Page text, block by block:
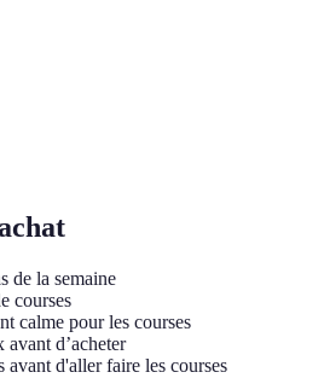
de la semaine
courses
calme pour les courses
d’acheter
avant d'aller faire les courses